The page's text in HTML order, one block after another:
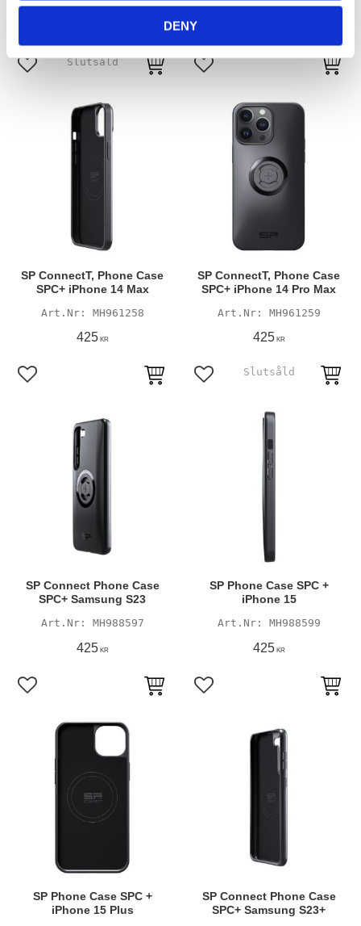
DENY
Lägg till i favoriter Lägg till i favoriter
SP ConnectT, Phone Case
SPC+ iPhone 14 Max
MH961258
425KR
Lägg till i favoriter
SP ConnectT, Phone Case
SPC+ iPhone 14 Pro Max
MH961259
425KR
Lägg till i favoriter
SP Connect Phone Case
SPC+ Samsung S23
MH988597
425KR
Lägg till i favoriter
SP Phone Case SPC +
iPhone 15
MH988599
425KR
Lägg till i favoriter
SP Phone Case SPC +
iPhone 15 Plus
SP Connect Phone Case
SPC+ Samsung S23+